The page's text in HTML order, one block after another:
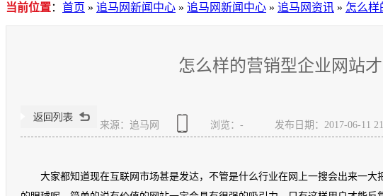
当前位置： 首页 » 追马网新闻中心 » 追马网新闻中心 » 追马网资讯 » 怎么样
怎么样的营销型企业网站
来源：追马网 浏览： - 发布日期：2017-06-11
大家都知道现在互联网市场甚是发达，不管是什么行业在网上一搜会出来一